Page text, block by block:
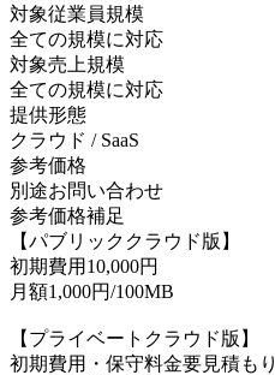
対象従業員規模
全ての規模に対応
対象売上規模
全ての規模に対応
提供形態
クラウド / SaaS
参考価格
別途お問い合わせ
参考価格補足
【パブリッククラウド版】
初期費用10,000円
月額1,000円/100MB
【プライベートクラウド版】
初期費用・保守料金要見積もり